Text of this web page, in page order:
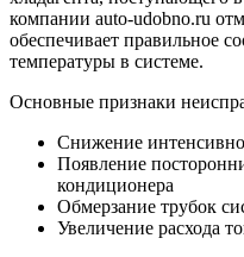
компании auto-udobno.ru
обеспечивает правильное
температуры в системе.
Основные признаки
Снижение
Появление
кондиционера
Обмерзание трубок
Увеличение расхода